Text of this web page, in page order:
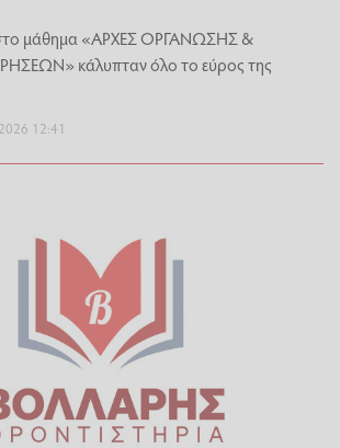
μάθημα «ΑΡΧΕΣ ΟΡΓΑΝΩΣΗΣ &
κάλυπταν όλο το εύρος της
12:41